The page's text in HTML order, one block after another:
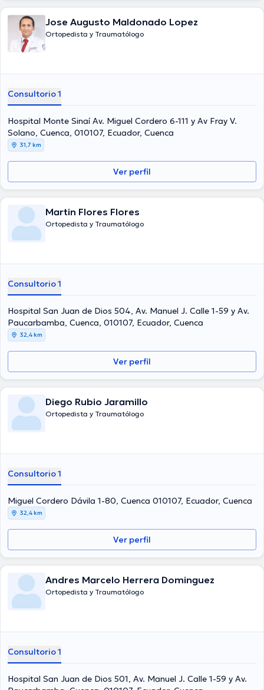
Jose Augusto Maldonado Lopez
Ortopedista y Traumatólogo
Consultorio 1
Hospital Monte Sinaí Av. Miguel Cordero 6-111 y Av Fray V.
Solano, Cuenca, 010107, Ecuador, Cuenca
31,7 km
Ver perfil
Martin Flores Flores
Ortopedista y Traumatólogo
Consultorio 1
Hospital San Juan de Dios 504, Av. Manuel J. Calle 1-59 y Av.
Paucarbamba, Cuenca, 010107, Ecuador, Cuenca
32,4 km
Ver perfil
Diego Rubio Jaramillo
Ortopedista y Traumatólogo
Consultorio 1
Miguel Cordero Dávila 1-80, Cuenca 010107, Ecuador, Cuenca
32,4 km
Ver perfil
Andres Marcelo Herrera Dominguez
Ortopedista y Traumatólogo
Consultorio 1
Hospital San Juan de Dios 501, Av. Manuel J. Calle 1-59 y Av.